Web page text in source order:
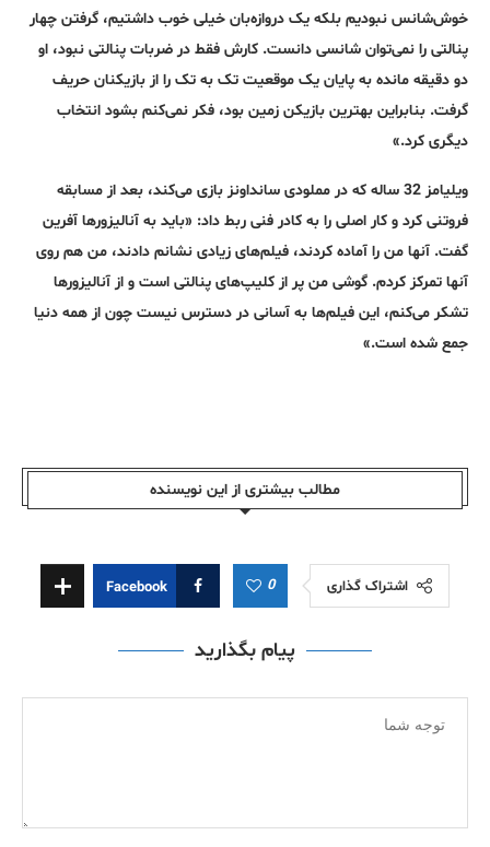
خوش‌شانس نبودیم بلکه یک دروازه‌بان خیلی خوب داشتیم، گرفتن چهار
پنالتی را نمی‌توان شانسی دانست. کارش فقط در ضربات پنالتی نبود، او
دو دقیقه مانده به پایان یک موقعیت تک به تک را از بازیکنان حریف
گرفت. بنابراین بهترین بازیکن زمین بود، فکر نمی‌کنم بشود انتخاب
دیگری کرد.»
ویلیامز 32 ساله که در مملودی سانداونز بازی می‌کند، بعد از مسابقه
فروتنی کرد و کار اصلی را به کادر فنی ربط داد: «باید به آنالیزورها آفرین
گفت. آنها من را آماده کردند، فیلم‌های زیادی نشانم دادند، من هم روی
آنها تمرکز کردم. گوشی من پر از کلیپ‌های پنالتی است و از آنالیزورها
تشکر می‌کنم، این فیلم‌ها به آسانی در دسترس نیست چون از همه دنیا
جمع شده است.»
مطالب بیشتری از این نویسندە
اشتراک گذاری 0
Facebook
پیام بگذارید